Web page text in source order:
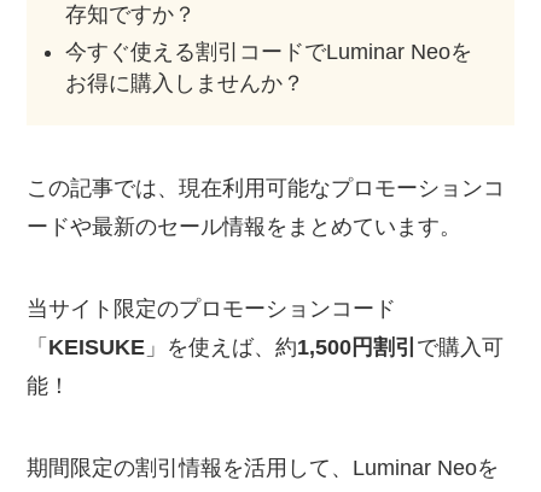
存知ですか？
今すぐ使える割引コードでLuminar Neoを
お得に購入しませんか？
この記事では、現在利用可能なプロモーションコ
ードや最新のセール情報をまとめています。
当サイト限定のプロモーションコード
「 KEISUKE 」を使えば、約1,500円割引 で購入可
能！
期間限定の割引情報を活用して、Luminar Neoを